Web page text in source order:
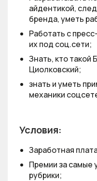
айдентикой,
бренда, уметь
Работать с
их под соц.сети;
Знать, кто такой
Циолковский;
знать и уметь
механики
Условия:
Заработная
Премии за самые
рубрики;